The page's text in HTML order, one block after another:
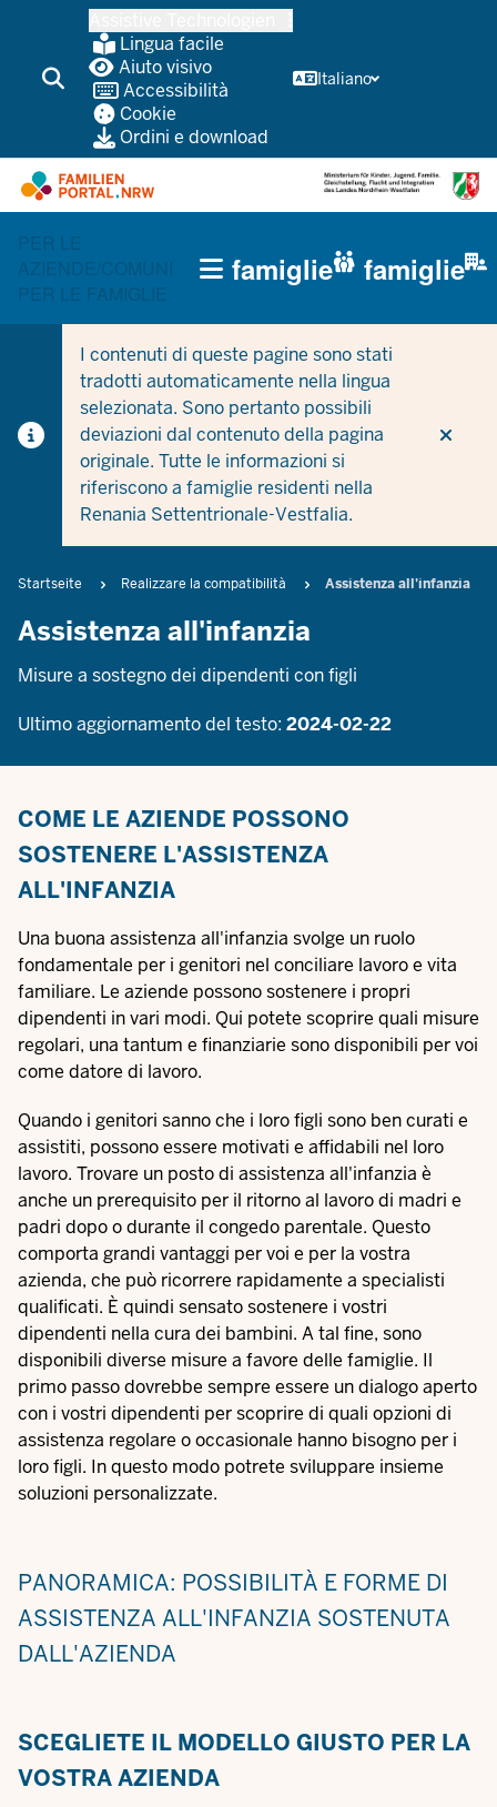
contenuto
principale
Lingua facile
Aiuto visivo
Accessibilità
Cookie
Ordini e download
Italiano
PER LE
AZIENDE/COMUNI
PER LE FAMIGLIE
HAUPTNAVIGATION
(TRÄGERBEREICH)
famiglie famiglie
I contenuti di queste pagine sono stati
tradotti automaticamente nella lingua
selezionata. Sono pertanto possibili
deviazioni dal contenuto della pagina
originale. Tutte le informazioni si
riferiscono a famiglie residenti nella
Renania Settentrionale-Vestfalia.
Breadcrumb
Startseite Realizzare la compatibilità Assistenza all'infanzia
Assistenza all'infanzia
Misure a sostegno dei dipendenti con figli
Ultimo aggiornamento del testo: 2024-02-22
COME LE AZIENDE POSSONO
SOSTENERE L'ASSISTENZA
ALL'INFANZIA
Una buona assistenza all'infanzia svolge un ruolo
fondamentale per i genitori nel conciliare lavoro e vita
familiare. Le aziende possono sostenere i propri
dipendenti in vari modi. Qui potete scoprire quali misure
regolari, una tantum e finanziarie sono disponibili per voi
come datore di lavoro.
Quando i genitori sanno che i loro figli sono ben curati e
assistiti, possono essere motivati e affidabili nel loro
lavoro. Trovare un posto di assistenza all'infanzia è
anche un prerequisito per il ritorno al lavoro di madri e
padri dopo o durante il congedo parentale. Questo
comporta grandi vantaggi per voi e per la vostra
azienda, che può ricorrere rapidamente a specialisti
qualificati. È quindi sensato sostenere i vostri
dipendenti nella cura dei bambini. A tal fine, sono
disponibili diverse misure a favore delle famiglie. Il
primo passo dovrebbe sempre essere un dialogo aperto
con i vostri dipendenti per scoprire di quali opzioni di
assistenza regolare o occasionale hanno bisogno per i
loro figli. In questo modo potrete sviluppare insieme
soluzioni personalizzate.
PANORAMICA: POSSIBILITÀ E FORME DI
ASSISTENZA ALL'INFANZIA SOSTENUTA
DALL'AZIENDA
SCEGLIETE IL MODELLO GIUSTO PER LA
VOSTRA AZIENDA